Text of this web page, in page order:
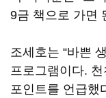
9금 책으로 가면
조세호는 “바쁜
프로그램이다.
포인트를 언급했